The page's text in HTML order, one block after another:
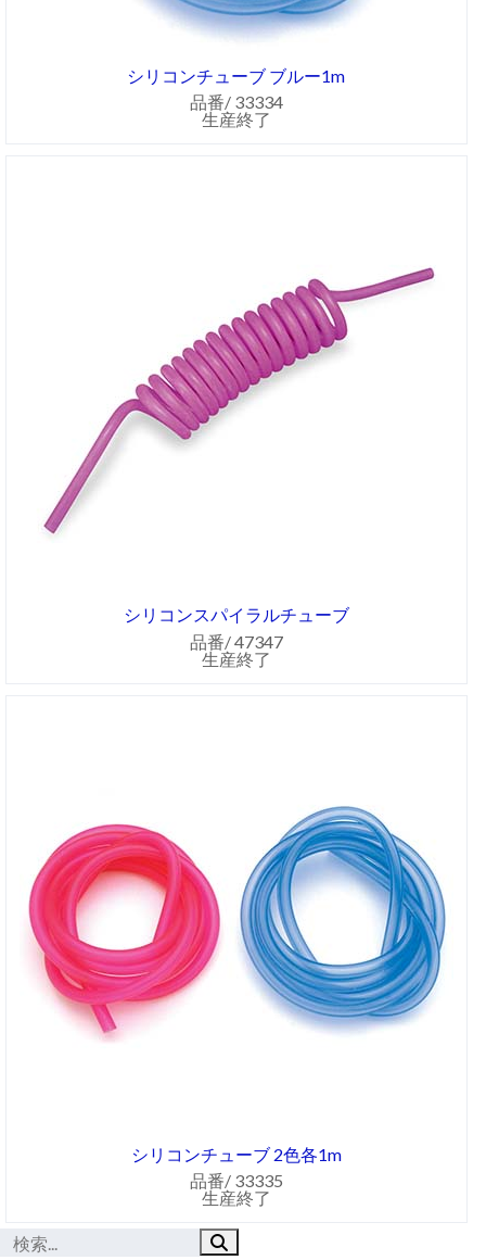
シリコンチューブ ブルー1m
品番/ 33334
生産終了
シリコンスパイラルチューブ
品番/ 47347
生産終了
シリコンチューブ 2色各1m
品番/ 33335
生産終了